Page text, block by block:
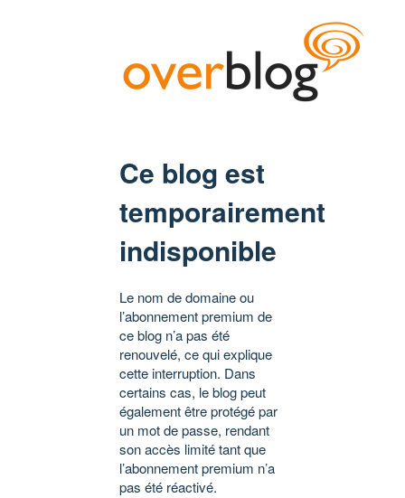
Ce blog est
temporairement
indisponible
Le nom de domaine ou
l’abonnement premium de
ce blog n’a pas été
renouvelé, ce qui explique
cette interruption. Dans
certains cas, le blog peut
également être protégé par
un mot de passe, rendant
son accès limité tant que
l’abonnement premium n’a
pas été réactivé.